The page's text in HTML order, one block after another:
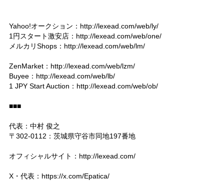
Yahoo!オークション：http://lexead.com/web/ly/
1円スタート激安店：http://lexead.com/web/one/
メルカリShops：http://lexead.com/web/lm/
ZenMarket：http://lexead.com/web/lzm/
Buyee：http://lexead.com/web/lb/
1 JPY Start Auction：http://lexead.com/web/ob/
■■■
代表：中村 俊之
〒302-0112：茨城県守谷市同地197番地
オフィシャルサイト：http://lexead.com/
X・代表：https://x.com/Epatica/